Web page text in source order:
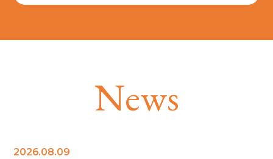
News
2026.08.09